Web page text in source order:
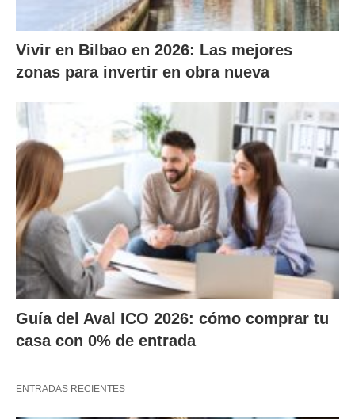
Vivir en Bilbao en 2026: Las mejores
zonas para invertir en obra nueva
Guía del Aval ICO 2026: cómo comprar tu
casa con 0% de entrada
ENTRADAS RECIENTES